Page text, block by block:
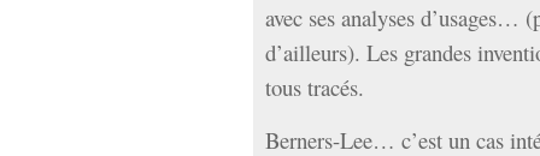
avec ses analyses d’usages…
d’ailleurs). Les grandes
tous tracés.
Berners-Lee… c’est un cas